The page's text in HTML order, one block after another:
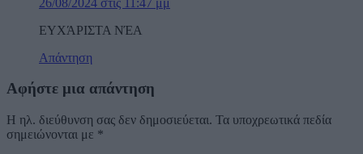
ΕΥΧΆΡΙΣΤΑ ΝΈΑ
Απάντηση
Αφήστε μια απάντηση
Η ηλ. διεύθυνση σας δεν δημοσιεύεται. Τα υποχρεωτικά πεδία
σημειώνονται με *